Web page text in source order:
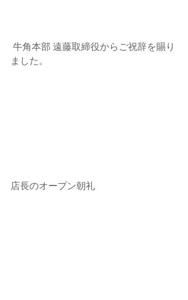
ました。
店長のオープン朝礼